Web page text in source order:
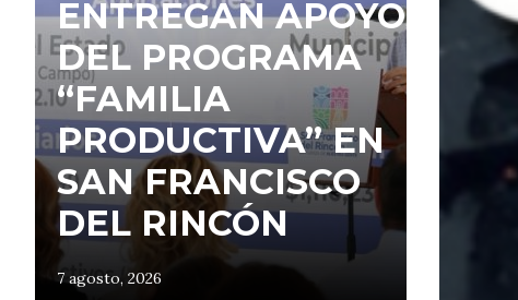
ENTREGAN APOYOS
DEL PROGRAMA
“FAMILIA
PRODUCTIVA” EN
SAN FRANCISCO
DEL RINCÓN
7 agosto, 2026